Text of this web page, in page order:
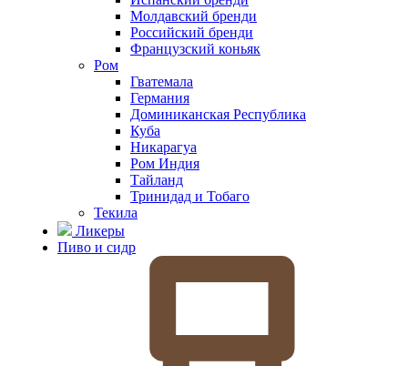
Молдавский бренди
Российский бренди
Французский коньяк
Ром
Гватемала
Германия
Доминиканская Республика
Куба
Никарагуа
Ром Индия
Тайланд
Тринидад и Тобаго
Текила
Ликеры
Пиво и сидр